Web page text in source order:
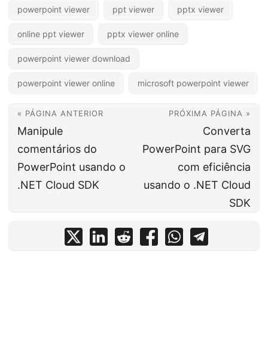
powerpoint viewer ppt viewer pptx viewer
online ppt viewer pptx viewer online
powerpoint viewer download
powerpoint viewer online microsoft powerpoint viewer
« PÁGINA ANTERIOR
Manipule
comentários do
PowerPoint usando o
.NET Cloud SDK
PRÓXIMA PÁGINA »
Converta
PowerPoint para SVG
com eficiência
usando o .NET Cloud
SDK